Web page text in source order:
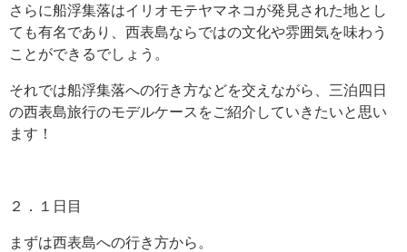
さらに船浮集落はイリオモテヤマネコが発見された地とし
ても有名であり、西表島ならではの文化や雰囲気を味わう
ことができるでしょう。
それでは船浮集落への行き方などを交えながら、三泊四日
の西表島旅行のモデルケースをご紹介していきたいと思い
ます！
２．１日目
まずは西表島への行き方から。